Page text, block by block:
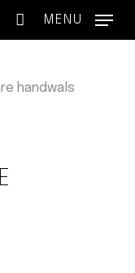
MENU
handwals